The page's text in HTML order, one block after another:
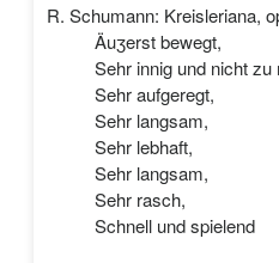
R. Schumann: Kreisleriana,
Äuʒerst bewegt,
Sehr innig und nicht zu
Sehr aufgeregt,
Sehr langsam,
Sehr lebhaft,
Sehr langsam,
Sehr rasch,
Schnell und spielend